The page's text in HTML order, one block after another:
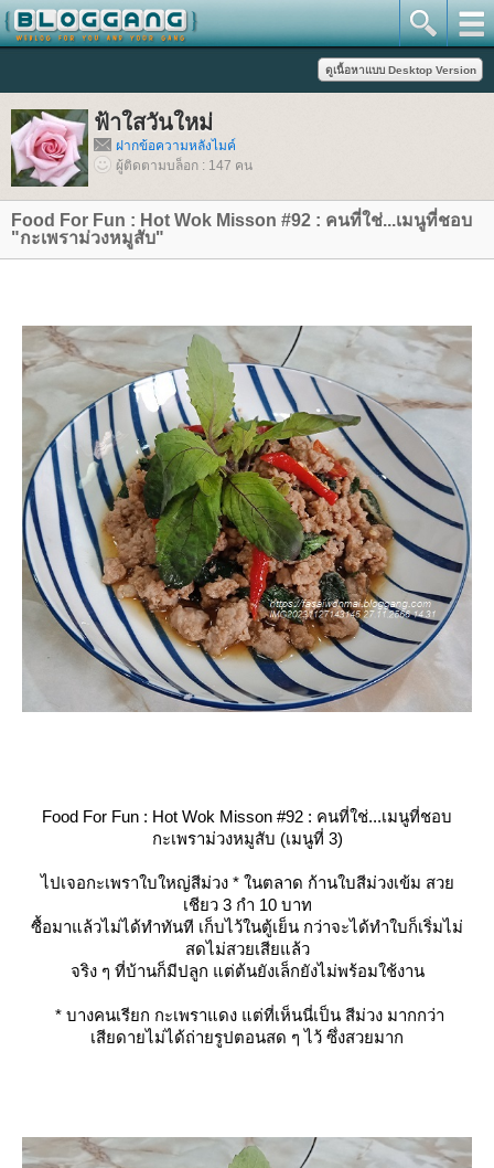
ฟ้าใสวันใหม่
ฝากข้อความหลังไมค์
ผู้ติดตามบล็อก : 147 คน
Food For Fun : Hot Wok Misson #92 : คนที่ใช่...เมนูที่ชอบ
"กะเพราม่วงหมูสับ"
Food For Fun : Hot Wok Misson #92 : คนที่ใช่...เมนูที่ชอบ
กะเพราม่วงหมูสับ (เมนูที่ 3)
ไปเจอกะเพราใบใหญ่สีม่วง* นตลาด ก้านใบสีม่วงเข้ม สว
เชียว 3 กำ 10 บาท
ซื้อมาแล้วไม่ได้ทำทันที เก็บไว้ในตู้เย็น กว่าจะได้ทำใบก็เริ่มไม่
สดไม่สวยเสียแล้ว
จริง ๆ ที่บ้านก็มีปลูก แต่ต้นยังเล็กยังไม่พร้อมใช้งาน
* บางคนเรียก กะเพราแดงต่ที่เห็นนี่เป็น สีม่วง มากกว่า
เสียดายไม่ได้ถ่ายรูปตอนสด ๆ ไว้ ซึ่งสวยมาก